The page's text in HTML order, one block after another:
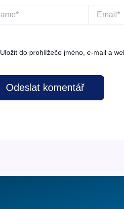
Uložit do prohlížeče jméno, e-mail a